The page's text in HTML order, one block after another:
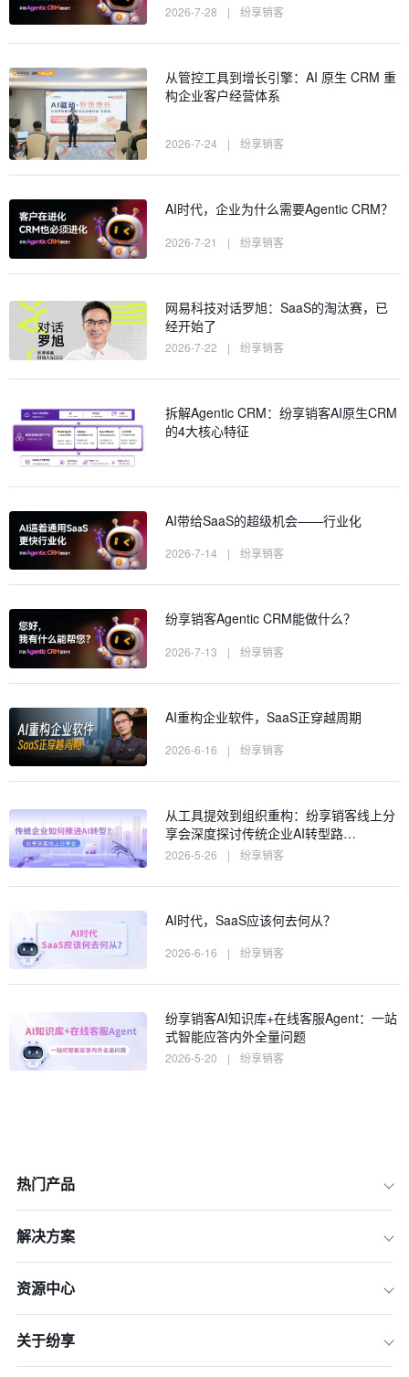
赋能的范式转变
2026-7-28 | 纷享销客
从管控工具到增长引擎：AI 原生 CRM 重
构企业客户经营体系
2026-7-24 | 纷享销客
AI时代，企业为什么需要Agentic CRM？
2026-7-21 | 纷享销客
网易科技对话罗旭：SaaS的淘汰赛，已
经开始了
2026-7-22 | 纷享销客
拆解Agentic CRM：纷享销客AI原生CRM
的4大核心特征
AI带给SaaS的超级机会——行业化
2026-7-14 | 纷享销客
纷享销客Agentic CRM能做什么？
2026-7-13 | 纷享销客
AI重构企业软件，SaaS正穿越周期
2026-6-16 | 纷享销客
从工具提效到组织重构：纷享销客线上分
享会深度探讨传统企业AI转型路…
2026-5-26 | 纷享销客
AI时代，SaaS应该何去何从？
2026-6-16 | 纷享销客
纷享销客AI知识库+在线客服Agent：一站
式智能应答内外全量问题
2026-5-20 | 纷享销客
热门产品
解决方案
资源中心
关于纷享